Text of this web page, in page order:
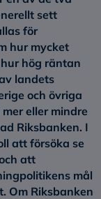
sett
för
hur mycket
hög räntan
landets
och övriga
eller mindre
Riksbanken. I
att försöka se
att
mål
Om Riksbanken